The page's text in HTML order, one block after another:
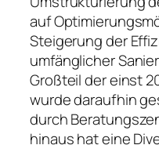
auf
Steigerung der
umfänglicher
Großteil der einst
wurde daraufhin
durch
hinaus hat eine